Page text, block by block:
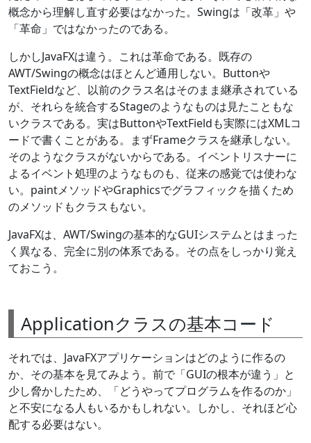
概念から理解し直す必要はなかった。Swingは「改革」や
「革命」ではなかったのである。
しかしJavaFXは違う。これは革命である。既存の
AWT/Swingの概念はほとんど通用しない。Buttonや
TextFieldなど、以前のクラス名はそのまま継承されている
が、それらを統合するStageのようなものは見たこともな
いクラスである。実はButtonやTextFieldも実際にはXMLコ
ードで書くことがある。まずFrameクラスを継承しない。
そのようなクラスがないからである。イベントリスナーに
よるイベント処理のようなものも、従来の感覚では使わな
い。paintメソッドやGraphicsでグラフィックを描くため
のメソッドもクラスもない。
JavaFXは、AWT/Swingの基本的なGUIシステムとはまった
く異なる、完全に別の体系である。その点をしっかり覚え
ておこう。
Applicationクラスの基本コード
それでは、JavaFXアプリケーションはどのように作るの
か、その基本を見てみよう。前で「GUIの根本が違う」と
少し脅かしたため、「どうやってプログラムを作るのか」
と不安になる人もいるかもしれない。しかし、それほど心
配する必要はない。